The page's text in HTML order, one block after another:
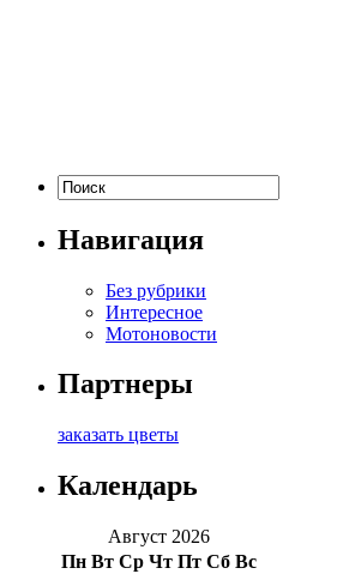
Навигация
Без рубрики
Интересное
Мотоновости
Партнеры
заказать цветы
Календарь
Август 2026
Пн Вт Ср Чт Пт Сб Вс